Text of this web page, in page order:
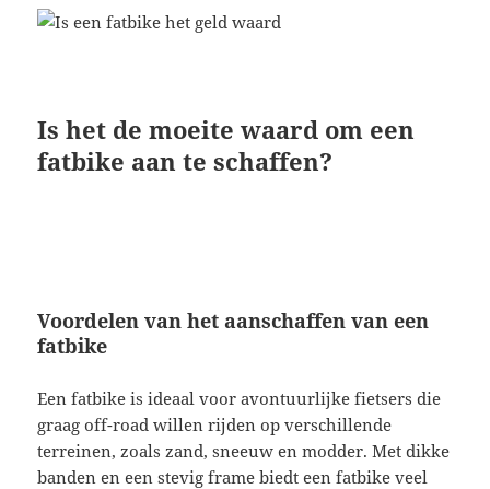
Is het de moeite waard om een
fatbike aan te schaffen?
Voordelen van het aanschaffen van een
fatbike
Een fatbike is ideaal voor avontuurlijke fietsers die
graag off-road willen rijden op verschillende
terreinen, zoals zand, sneeuw en modder. Met dikke
banden en een stevig frame biedt een fatbike veel